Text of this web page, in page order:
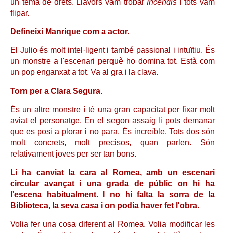
un tema de drets. Llavors vam trobarIncendis i tots vam
flipar.
Defineixi Manrique com a actor.
El Julio és molt intel·ligent i també passional i intuïtiu. És
un monstre a l'escenari perquè ho domina tot. Està com
un pop enganxat a tot. Va al gra i la clava.
Torn per a Clara Segura.
És un altre monstre i té una gran capacitat per fixar molt
aviat el personatge. En el segon assaig li pots demanar
que es posi a plorar i no para. És increïble. Tots dos són
molt concrets, molt precisos, quan parlen. Són
relativament joves per ser tan bons.
Li ha canviat la cara al Romea, amb un escenari
circular avançat i una grada de públic on hi ha
l'escena habitualment. I no hi falta la sorra de la
Biblioteca, la seva casa i on podia haver fet l'obra.
Volia fer una cosa diferent al Romea. Volia modificar les